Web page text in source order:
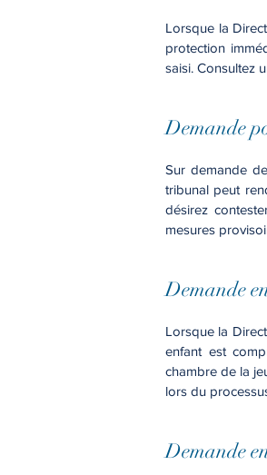
Lorsque la
protection
saisi. Consultez
Demande
Sur demande
tribunal peut
désirez
mesures
Demande
Lorsque la
enfant est
chambre de la
lors du
Demande